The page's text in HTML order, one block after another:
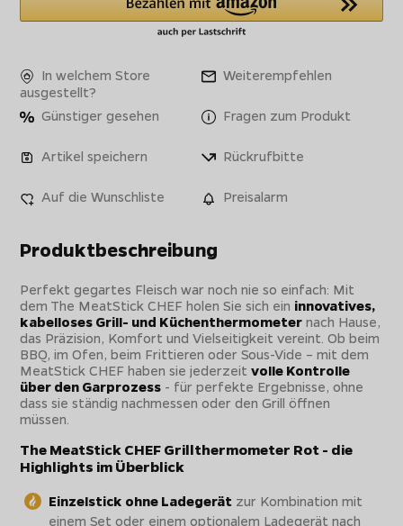
In welchem Store
ausgestellt?
Weiterempfehlen
Günstiger gesehen Fragen zum Produkt
Artikel speichern Rückrufbitte
Auf die Wunschliste Preisalarm
Produktbeschreibung
Perfekt gegartes Fleisch war noch nie so einfach: Mit
dem The MeatStick CHEF holen Sie sich ein innovatives,
kabelloses Grill- und Küchenthermometer nach Hause,
das Präzision, Komfort und Vielseitigkeit vereint. Ob beim
BBQ, im Ofen, beim Frittieren oder Sous-Vide – mit dem
MeatStick CHEF haben sie jederzeitvolle Kontrolle
über den Garprozess - für perfekte Ergebnisse, ohne
dass sie ständig nachmessen oder den Grill öffnen
müssen.
The MeatStick CHEF Grillthermometer Rot - die
Highlights im Überblick
Einzelstick ohne Ladegerät zur Kombination mit
einem Set oder einem optionalem Ladegerät nach